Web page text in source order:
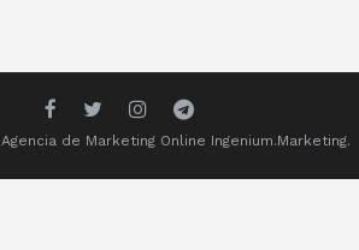
Agencia de Marketing Online Ingenium.Marketing.